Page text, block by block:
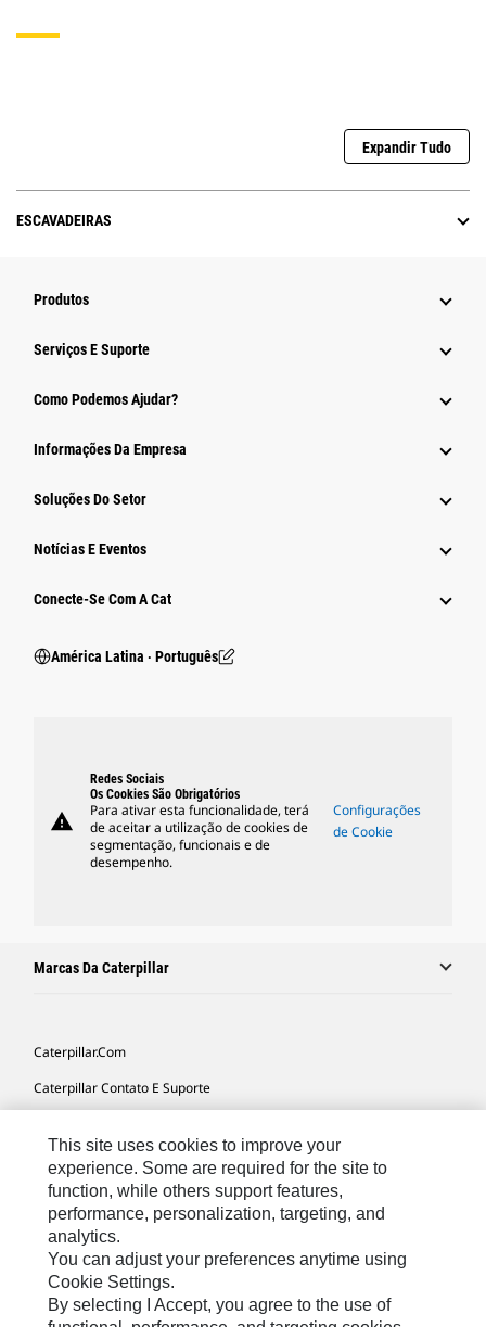
Expandir Tudo
ESCAVADEIRAS
Produtos
Serviços E Suporte
Como Podemos Ajudar?
Informações Da Empresa
Soluções Do Setor
Notícias E Eventos
Conecte-Se Com A Cat
América Latina ‧ Português
warning
Redes Sociais
Os Cookies São Obrigatórios
Para ativar esta funcionalidade, terá
de aceitar a utilização de cookies de
segmentação, funcionais e de
desempenho.
Configurações
de Cookie
Marcas Da Caterpillar
Caterpillar.com
Caterpillar Contato E Suporte
Mapa Do Local
Cookie Settings
Legal
Privacidade
This site uses cookies to improve your
experience. Some are required for the site to
function, while others support features,
performance, personalization, targeting, and
analytics.
You can adjust your preferences anytime using
Cookie Settings.
By selecting I Accept, you agree to the use of